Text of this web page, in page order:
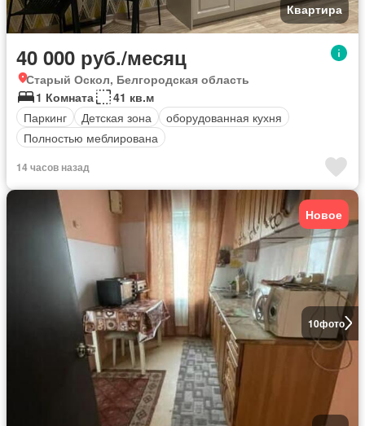
Квартира
40 000 руб./месяц
Старый Оскол, Белгородская область
1 Комната
41 кв.м
Паркинг
Детская зона
оборудованная кухня
Полностью меблирована
14 часов назад
10фото
Новое